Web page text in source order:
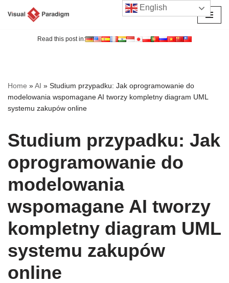
Read this post in:
Home »AI » Studium przypadku: Jak oprogramowanie do
modelowania wspomagane AI tworzy kompletny diagram UML
systemu zakupów online
Studium przypadku: Jak
oprogramowanie do
modelowania
wspomagane AI tworzy
kompletny diagram UML
systemu zakupów
online
English